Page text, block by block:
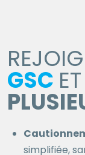
GSC
simplifiée,